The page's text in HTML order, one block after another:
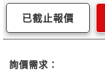
已截止報價
詢價需求：